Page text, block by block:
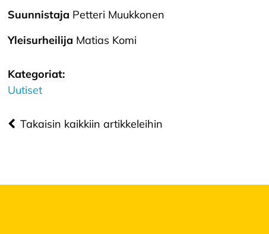
i
e
l
ä
k
k
H
Suunnistaja Petteri Muukkonen
Yleisurheilija Matias Komi
Kategoriat:
Uutiset
Takaisin kaikkiin artikkeleihin